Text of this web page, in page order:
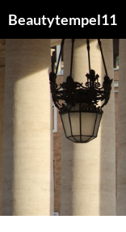
Beautytempel11
SPRINGEN